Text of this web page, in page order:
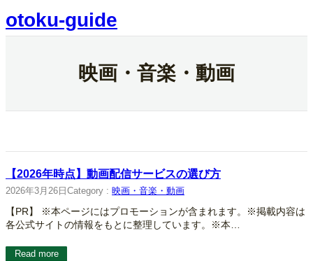
容
を
otoku-guide
映画・音楽・動画
【2026年時点】動画配信サービスの選び方
2026年3月26日 Category : 映画・音楽・動画
【PR】 ※本ページにはプロモーションが含まれます。※掲載内容は
各公式サイトの情報をもとに整理しています。※本…
Read more